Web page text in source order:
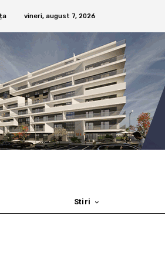
vineri, august 7, 2026
Stiri